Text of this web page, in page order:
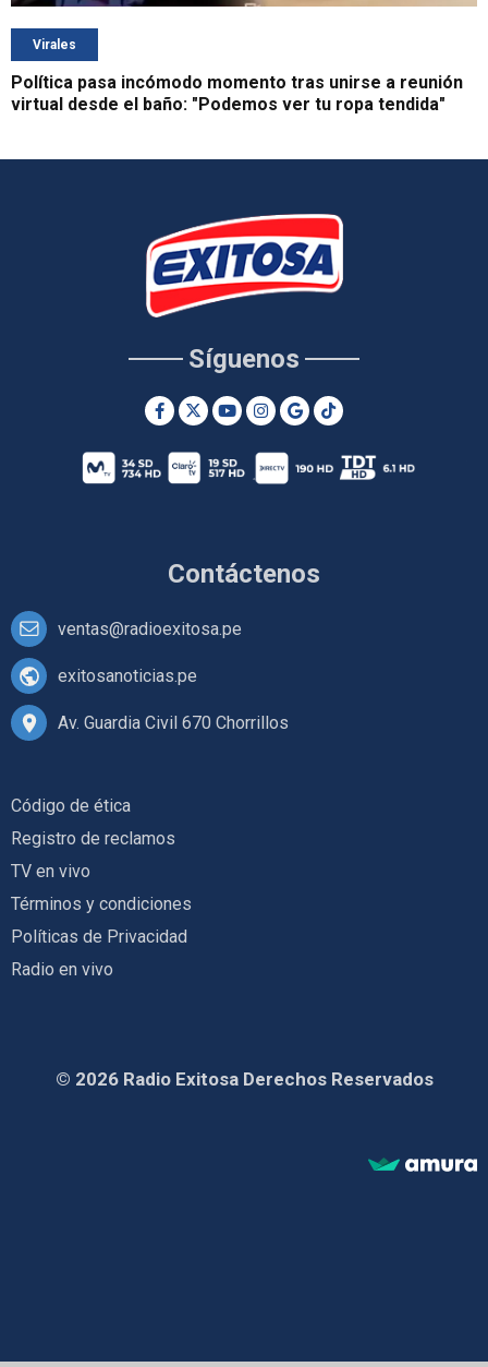
Virales
Política pasa incómodo momento tras unirse a reunión
virtual desde el baño: "Podemos ver tu ropa tendida"
Contáctenos
ventas@radioexitosa.pe
exitosanoticias.pe
Av. Guardia Civil 670 Chorrillos
Síguenos
Código de ética
Registro de reclamos
TV en vivo
Términos y condiciones
Políticas de Privacidad
Radio en vivo
© 2026 Radio Exitosa Derechos Reservados